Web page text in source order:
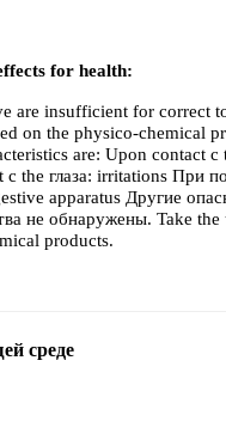
for health:
are insufficient for correct
on the physico-chemical
are: Upon contact с
the глаза: irritations При
apparatus Другие
не обнаружены. Take the
products.
среде